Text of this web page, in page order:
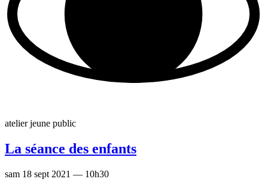
atelier jeune public
La séance des enfants
sam 18 sept 2021 — 10h30